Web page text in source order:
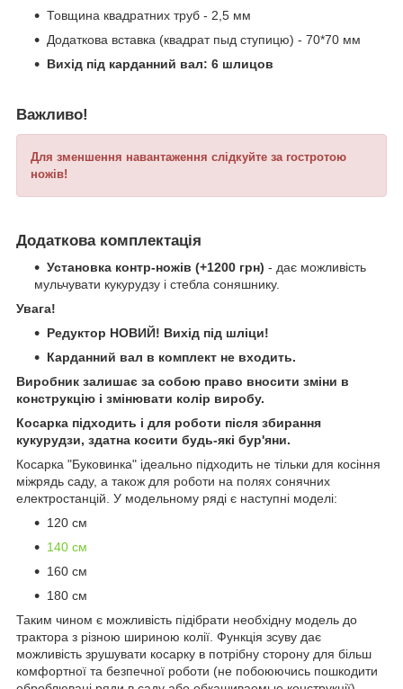
Товщина квадратних труб - 2,5 мм
Додаткова вставка (квадрат пыд ступицю) - 70*70 мм
Вихід під карданний вал: 6 шлицов
Важливо!
Для зменшення навантаження слідкуйте за гостротою
ножів!
Додаткова комплектація
Установка контр-ножів (+1200 грн) - дає можливість
мульчувати кукурудзу і стебла соняшнику.
Увага!
Редуктор НОВИЙ! Вихід під шліци!
Карданний вал в комплект не входить.
Виробник залишає за собою право вносити зміни в
конструкцію і змінювати колір виробу.
Косарка підходить і для роботи після збирання
кукурудзи, здатна косити будь-які бур'яни.
Косарка "Буковинка" ідеально підходить не тільки для косіння
міжрядь саду, а також для роботи на полях сонячних
електростанцій. У модельному ряді є наступні моделі:
120 см
140 см
160 см
180 см
Таким чином є можливість підібрати необхідну модель до
трактора з різною шириною колії. Функція зсуву дає
можливість зрушувати косарку в потрібну сторону для більш
комфортної та безпечної роботи (не побоюючись пошкодити